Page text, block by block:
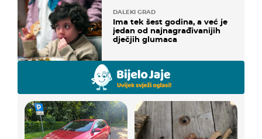
DALEKI GRAD
Ima tek šest godina, a već je
jedan od najnagrađivanijih
dječjih glumaca